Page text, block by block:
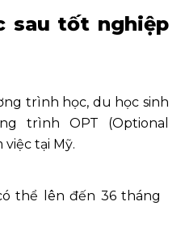
sau tốt nghiệp
trình học, du học sinh
trình OPT (Optional
tại Mỹ.
thể lên đến 36 tháng